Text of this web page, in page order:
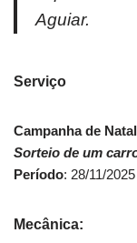
Aguiar.
Serviço
Campanha de
Sorteio de um
Período: 28/11/
Mecânica: